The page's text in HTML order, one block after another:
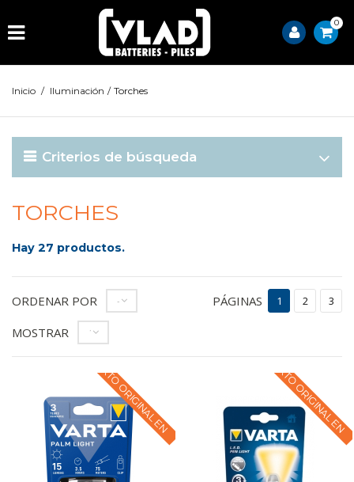
0
Inicio / Iluminación / Torches
Criterios de búsqueda
TORCHES
Hay 27 productos.
ORDENAR POR --
MOSTRAR 12
PÁGINAS 1 2 3
TEXTO ORIGINAL EN TEXTO ORIGINAL EN